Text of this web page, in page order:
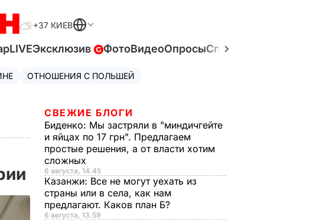
+37 КИЕВ
LIVEЭксклюзив ФотоВидеоОпросыСпецпроекты
ОТНОШЕНИЯ С ПОЛЬШЕЙ
СВЕЖИЕ БЛОГИ
Биденко: Мы застряли в "миндичгейте
и яйцах по 17 грн". Предлагаем
простые решения, а от власти хотим
сложных
6 августа, 14.45
Казанжи: Все не могут уехать из
страны или в села, как нам
предлагают. Каков план Б?
6 августа, 13.59